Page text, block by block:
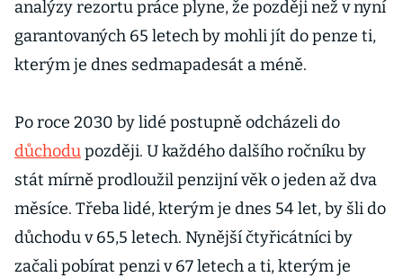
analýzy rezortu práce plyne, že později než v nyní
garantovaných 65 letech by mohli jít do penze ti,
kterým je dnes sedmapadesát a méně.
Po roce 2030 by lidé postupně odcházeli do
důchodupozději. U každého dalšího ročníku by
stát mírně prodloužil penzijní věk o jeden až dva
měsíce. Třeba lidé, kterým je dnes 54 let, by šli do
důchodu v 65,5 letech. Nynější čtyřicátníci by
začali pobírat penzi v 67 letech a ti, kterým je